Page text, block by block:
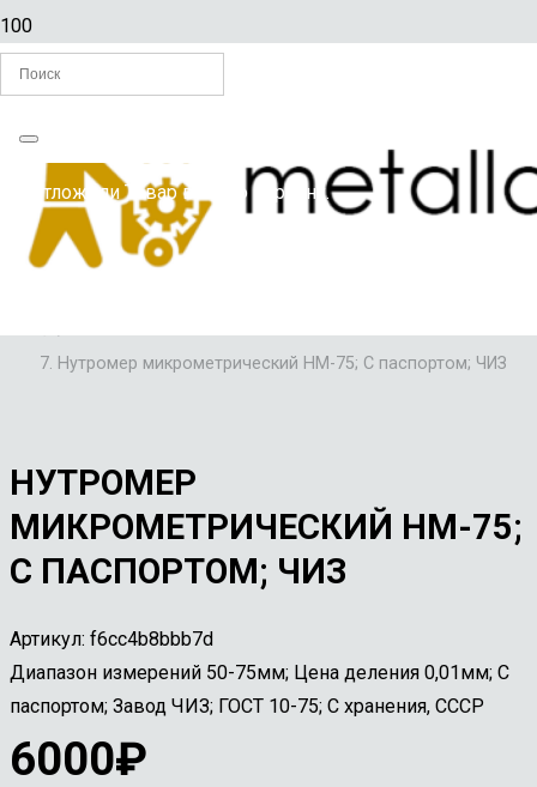
Вы отложилиТоварв свою корзину.
Главная
/
ИЗМЕРИТЕЛЬНЫЙ ИНСТРУМЕНТ
Нутромер микрометрический НМ-75; С паспортом; ЧИЗ
НУТРОМЕР
МИКРОМЕТРИЧЕСКИЙ НМ-75;
С ПАСПОРТОМ; ЧИЗ
Артикул: f6cc4b8bbb7d
Диапазон измерений 50-75мм; Цена деления 0,01мм; С
паспортом; Завод ЧИЗ; ГОСТ 10-75; С хранения, СССР
6000₽